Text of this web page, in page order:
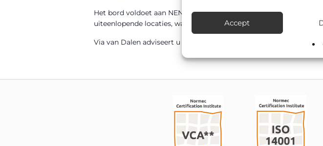
Accept
Het bord voldoet aan NEN 12899-1 en is CE-gecertificeerd, en is
uiteenlopende locaties, waaronder provinciale wegen,
Via van Dalen adviseert u graag over de juiste uitvoering en zorgt